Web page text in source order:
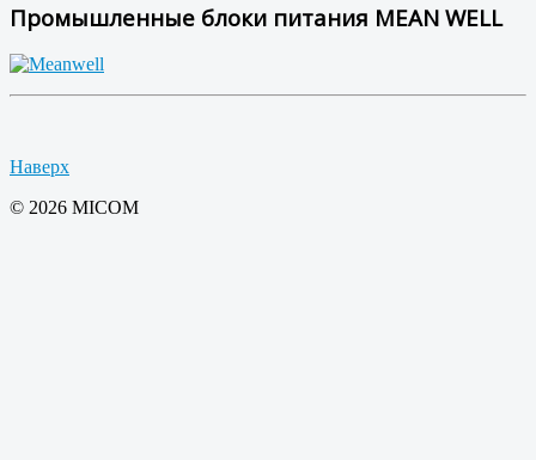
Промышленные блоки питания MEAN WELL
Наверх
© 2026 MICOM